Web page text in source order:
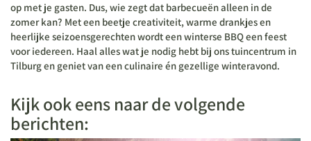
op met je gasten. Dus, wie zegt dat barbecueën alleen in de
zomer kan? Met een beetje creativiteit, warme drankjes en
heerlijke seizoensgerechten wordt een winterse BBQ een feest
voor iedereen. Haal alles wat je nodig hebt bij ons tuincentrum in
Tilburg en geniet van een culinaire én gezellige winteravond.
Kijk ook eens naar de volgende
berichten: